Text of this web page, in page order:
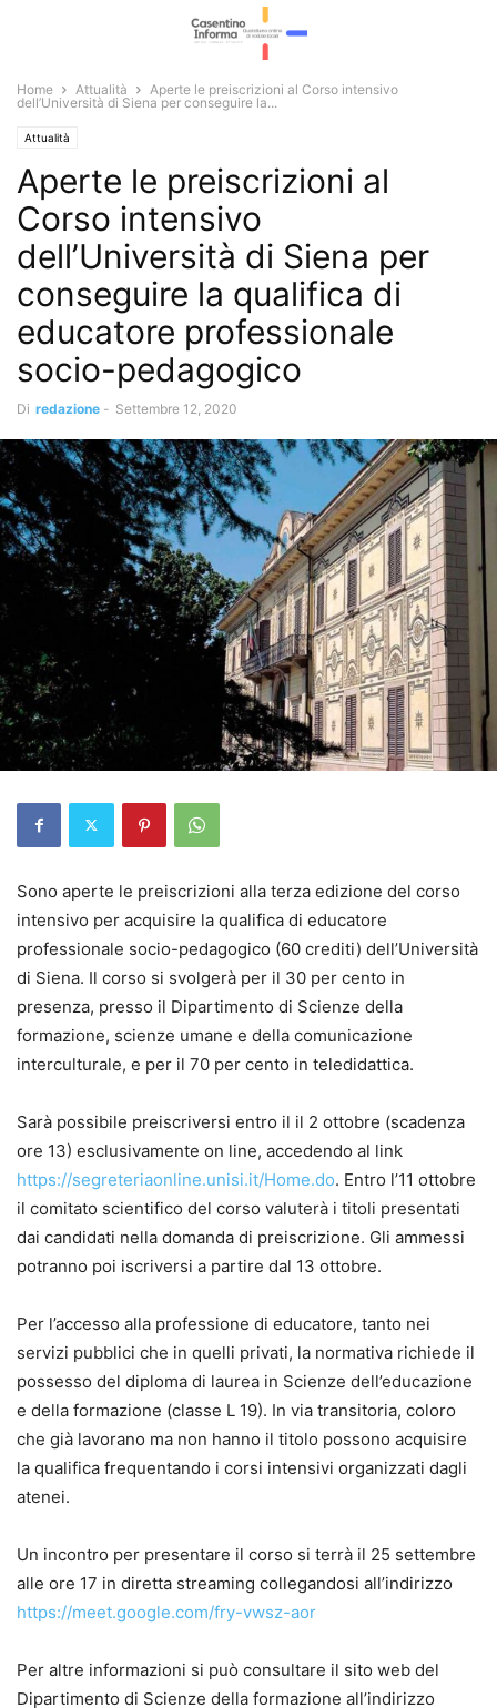
Home Attualità
Aperte le preiscrizioni al Corso intensivo
dell’Università di Siena per conseguire la...
Attualità
Aperte le preiscrizioni al
Corso intensivo
dell’Università di Siena per
conseguire la qualifica di
educatore professionale
socio-pedagogico
Di redazione - Settembre 12, 2020
Sono aperte le preiscrizioni alla terza edizione del corso
intensivo per acquisire la qualifica di educatore
professionale socio-pedagogico (60 crediti) dell’Università
di Siena. Il corso si svolgerà per il 30 per cento in
presenza, presso il Dipartimento di Scienze della
formazione, scienze umane e della comunicazione
interculturale, e per il 70 per cento in teledidattica.
Sarà possibile preiscriversi entro il il 2 ottobre (scadenza
ore 13) esclusivamente on line, accedendo al link
https://segreteriaonline.unisi.it/Home.do. Entro l’11 ottobre
il comitato scientifico del corso valuterà i titoli presentati
dai candidati nella domanda di preiscrizione. Gli ammessi
potranno poi iscriversi a partire dal 13 ottobre.
Per l’accesso alla professione di educatore, tanto nei
servizi pubblici che in quelli privati, la normativa richiede il
possesso del diploma di laurea in Scienze dell’educazione
e della formazione (classe L 19). In via transitoria, coloro
che già lavorano ma non hanno il titolo possono acquisire
la qualifica frequentando i corsi intensivi organizzati dagli
atenei.
Un incontro per presentare il corso si terrà il 25 settembre
alle ore 17 in diretta streaming collegandosi all’indirizzo
https://meet.google.com/fry-vwsz-aor
Per altre informazioni si può consultare il sito web del
Dipartimento di Scienze della formazione all’indirizzo